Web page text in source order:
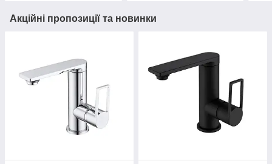
Акційні пропозиції та новинки